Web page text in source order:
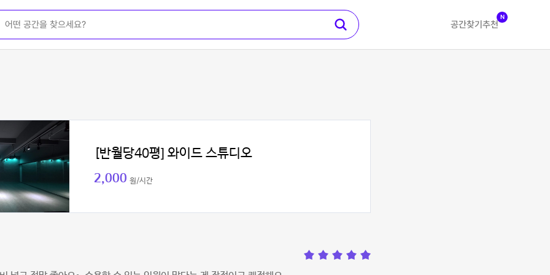
공간찾기 추천
N
[반월당40평] 와이드 스튜디오
2,000 원/시간